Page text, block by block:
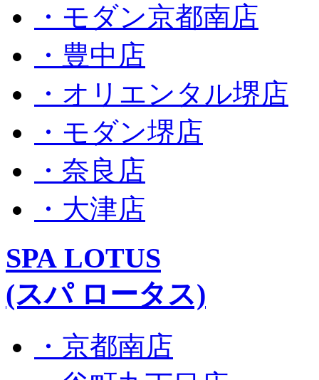
・モダン京都南店
・豊中店
・オリエンタル堺店
・モダン堺店
・奈良店
・大津店
SPA LOTUS
(スパ ロータス)
・京都南店